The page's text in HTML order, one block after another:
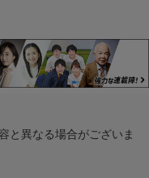
と異なる場合がございま